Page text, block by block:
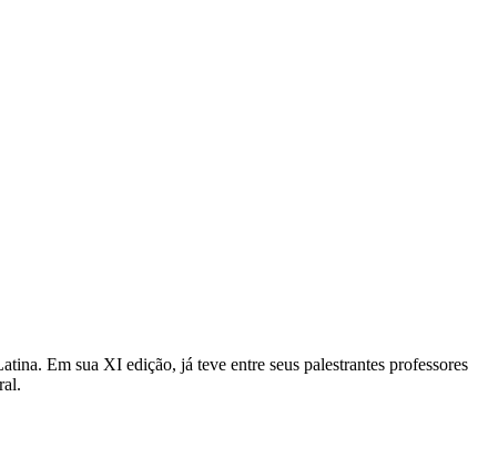
Em sua XI edição, já teve entre seus palestrantes professores